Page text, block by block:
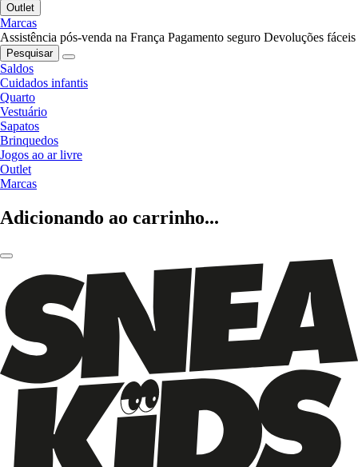
Outlet
Marcas
Assistência pós-venda na França Pagamento seguro Devoluções fáceis
Pesquisar
Saldos
Cuidados infantis
Quarto
Vestuário
Sapatos
Brinquedos
Jogos ao ar livre
Outlet
Marcas
Adicionando ao carrinho...